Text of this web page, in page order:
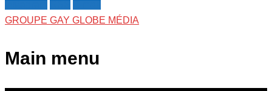
GROUPE GAY GLOBE MÉDIA
Main menu